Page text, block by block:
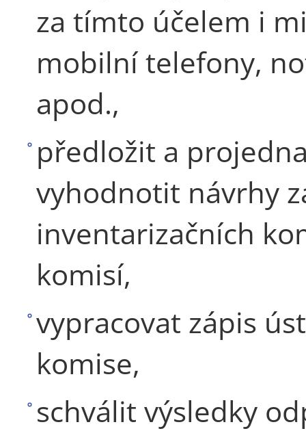
za tímto účelem i
mobilní telefony,
apod.,
předložit a
vyhodnotit návrhy
inventarizačních
komisí,
vypracovat zápis
komise,
schválit výsledky